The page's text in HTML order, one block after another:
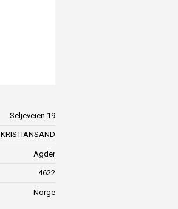
Seljeveien 19
KRISTIANSAND
Agder
4622
Norge